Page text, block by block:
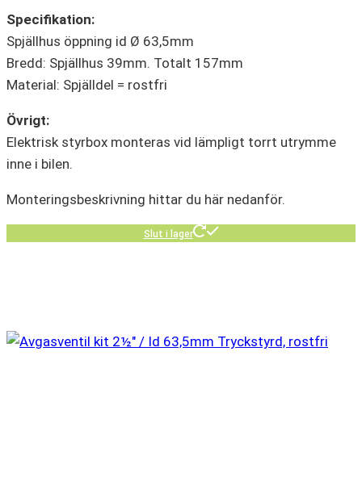
Specifikation:
Spjällhus öppning id Ø 63,5mm
Bredd: Spjällhus 39mm. Totalt 157mm
Material: Spjälldel = rostfri
Övrigt:
Elektrisk styrbox monteras vid lämpligt torrt utrymme
inne i bilen.
Monteringsbeskrivning hittar du här nedanför.
Slut i lager